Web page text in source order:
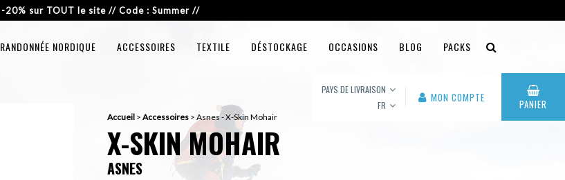
-20% sur TOUT le site // Code : Summer //
RANDONNÉE NORDIQUE ACCESSOIRES TEXTILE DÉSTOCKAGE OCCASIONS BLOG PACKS
PAYS DE LIVRAISON
FR
MON COMPTE PANIER
Accueil > Accessoires > Asnes - X-Skin Mohair
X-SKIN MOHAIR
ASNES